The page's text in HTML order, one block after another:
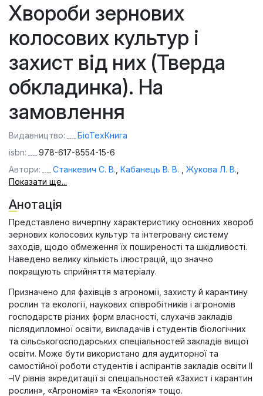
Хвороби зернових
колосових культур і
захист від них (Тверда
обкладинка). На
замовлення
Видавництво:
БіоТехКнига
isbn:
978-617-8554-15-6
Автори:
Станкевич С. В. Кабанець В. В. Жукова Л. В.
Показати ще...
Анотація
Представлено вичерпну характеристику основних хвороб
зернових колосових культур та інтегровану систему
заходів, щодо обмеження їх поширеності та шкідливості.
Наведено велику кількість ілюстрацій, що значно
покращують сприйняття матеріалу.
Призначено для фахівців з агрономії, захисту й карантину
рослин та екології, наукових співробітників і агрономів
господарств різних форм власності, слухачів закладів
післядипломної освіти, викладачів і студентів біологічних
та сільськогосподарських спеціальностей закладів вищої
освіти. Може бути використано для аудиторної та
самостійної роботи студентів і аспірантів закладів освіти ІІ
–ІV рівнів акредитації зі спеціальностей «Захист і карантин
рослин», «Агрономія» та «Екологія» тощо.